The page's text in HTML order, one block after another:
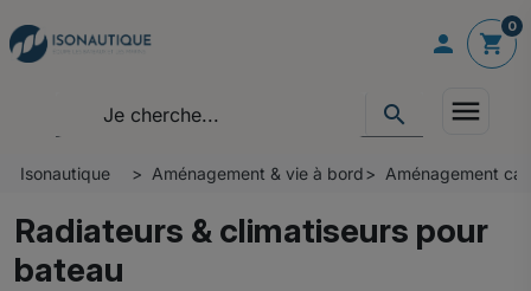
 shopping_cart
0
search menu
Isonautique Aménagement & vie à bord Aménagement
Radiateurs & climatiseurs pour
bateau